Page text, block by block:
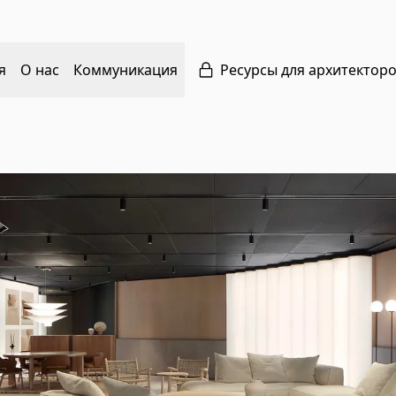
О нас Коммуникация Ресурсы для